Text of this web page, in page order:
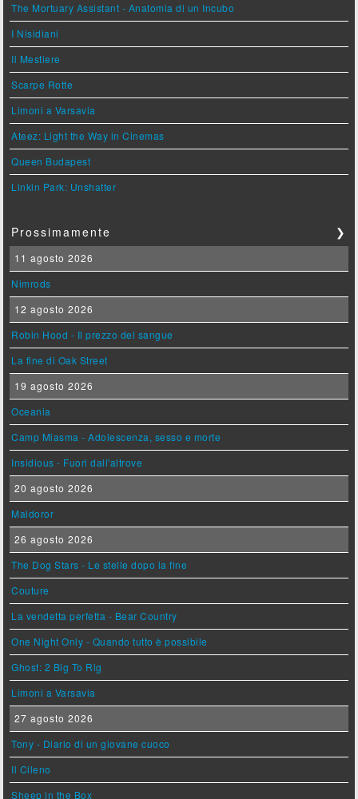
The Mortuary Assistant - Anatomia di un Incubo
I Nisidiani
Il Mestiere
Scarpe Rotte
Limoni a Varsavia
Ateez: Light the Way in Cinemas
Queen Budapest
Linkin Park: Unshatter
Prossimamente ❯
11 agosto 2026
Nimrods
12 agosto 2026
Robin Hood - Il prezzo del sangue
La fine di Oak Street
19 agosto 2026
Oceania
Camp Miasma - Adolescenza, sesso e morte
Insidious - Fuori dall'altrove
20 agosto 2026
Maldoror
26 agosto 2026
The Dog Stars - Le stelle dopo la fine
Couture
La vendetta perfetta - Bear Country
One Night Only - Quando tutto è possibile
Ghost: 2 Big To Rig
Limoni a Varsavia
27 agosto 2026
Tony - Diario di un giovane cuoco
Il Cileno
Sheep in the Box